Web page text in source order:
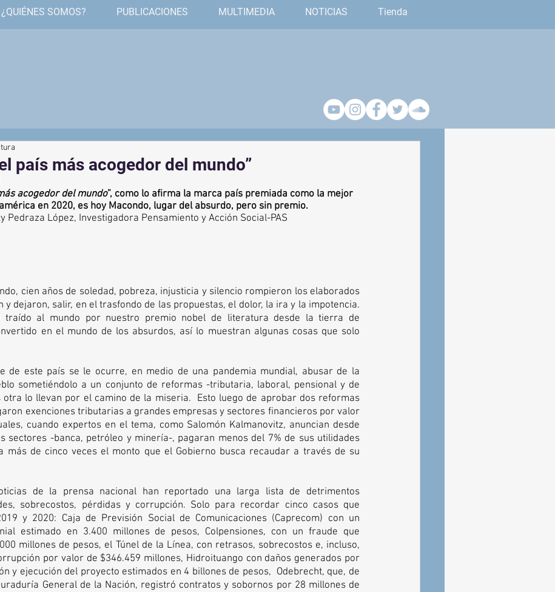
¿QUIÉNES SOMOS? PUBLICACIONES MULTIMEDIA NOTICIAS Tienda
país más acogedor del mundo”
acogedor del mundo”, como lo afirma la marca país premiada como la mejor
en 2020, es hoy Macondo, lugar del absurdo, pero sin premio.
Pedraza López, Investigadora Pensamiento y Acción Social-PAS
cien años de soledad, pobreza, injusticia y silencio rompieron los elaborados
y dejaron, salir, en el trasfondo de las propuestas, el dolor, la ira y la impotencia.
traído al mundo por nuestro premio nobel de literatura desde la tierra de
en el mundo de los absurdos, así lo muestran algunas cosas que solo
de este país se le ocurre, en medio de una pandemia mundial, abusar de la
sometiéndolo a un conjunto de reformas -tributaria, laboral, pensional y de
otra lo llevan por el camino de la miseria.  Esto luego de aprobar dos reformas
exenciones tributarias a grandes empresas y sectores financieros por valor
cuando expertos en el tema, como Salomón Kalmanovitz, anuncian desde
sectores -banca, petróleo y minería-, pagaran menos del 7% de sus utilidades
más de cinco veces el monto que el Gobierno busca recaudar a través de su
de la prensa nacional han reportado una larga lista de detrimentos
sobrecostos, pérdidas y corrupción. Solo para recordar cinco casos que
y 2020: Caja de Previsión Social de Comunicaciones (Caprecom) con un
estimado en 3.400 millones de pesos, Colpensiones, con un fraude que
millones de pesos, el Túnel de la Línea, con retrasos, sobrecostos e, incluso,
por valor de $346.459 millones, Hidroituango con daños generados por
y ejecución del proyecto estimados en 4 billones de pesos,  Odebrecht, que, de
General de la Nación, registró contratos y sobornos por 28 millones de